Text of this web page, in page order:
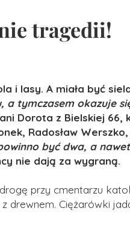
tragedii!
i lasy. A miała być
a tymczasem okazuje
Dorota z Bielskiej 66,
Radosław
być dwa, a
nie dają za wygraną.
przy cmentarzu
drewnem. Ciężarówki